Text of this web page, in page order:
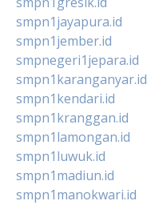
smpn1jayapura.id
smpn1jember.id
smpnegeri1jepara.id
smpn1karanganyar.id
smpn1kendari.id
smpn1kranggan.id
smpn1lamongan.id
smpn1luwuk.id
smpn1madiun.id
smpn1manokwari.id